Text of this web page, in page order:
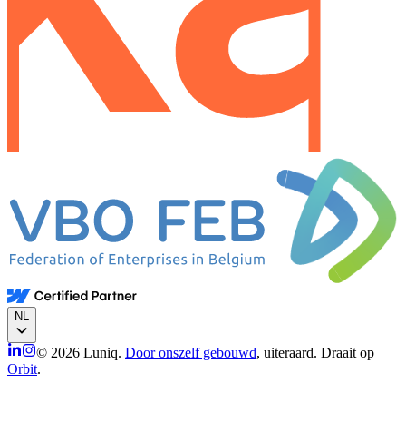
NL
© 2026 Luniq. Door onszelf gebouwd, uiteraard. Draait op
Orbit.